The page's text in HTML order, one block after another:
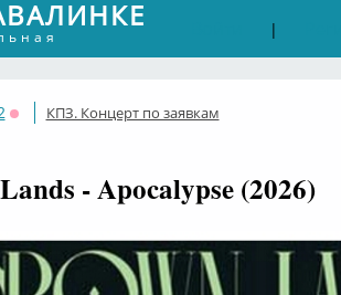
|
Оффлайн
КПЗ. Концерт по заявкам
- Apocalypse (2026)